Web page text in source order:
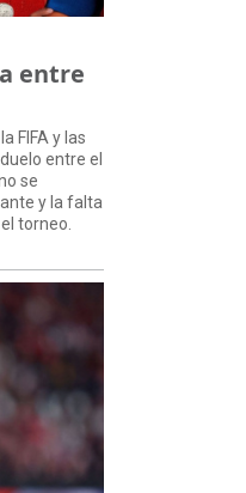
entre
FIFA y las
entre el
se
y la falta
torneo.